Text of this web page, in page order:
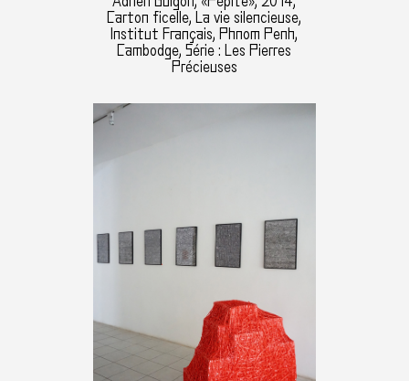
Carton ficelle, La vie silencieuse,
Institut Français, Phnom Penh,
Cambodge, Série : Les Pierres
Précieuses